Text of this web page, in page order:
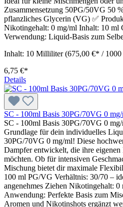
Zusammensetzung 50PG/50VG 50
pflanzliches Glycerin (VG) ✅
Nikotingehalt: 0 mg/ml Inhalt: 10 ml
Verwendung: Liquid-Basis zum
Inhalt: 10 Milliliter(675,00 €* /
6,75 €*
Details
SC - 100ml Basis 30PG/70VG 0
SC - 100ml Basis 30PG/70VG 0
Grundlage für dein individuelles
30PG/70VG 0 mg/ml! Diese
Dampfer entwickelt, die ihre eigenen
möchten. Ob für intensiven
Mischung bietet dir maximale
100 ml PG/VG Verhältnis: 30/70 –
angenehmes Ziehen Nikotingehalt:
Anwendung: Perfekte Basis zum
Aromen und Nikotinshots ergänzt